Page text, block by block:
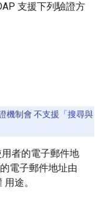
支援下列驗證方
機制會 不支援「搜尋與
者的電子郵件地
電子郵件地址由
途。